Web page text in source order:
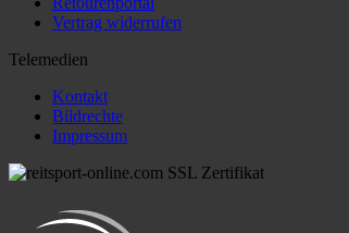
Vertrag widerrufen
Telemedien
Kontakt
Bildrechte
Impressum